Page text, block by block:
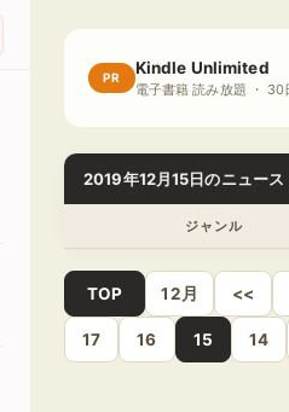
PR Kindle Unlimited
2019年12月15日のニュース
ジャンル
TOP 12月 <<
17 16 15 14